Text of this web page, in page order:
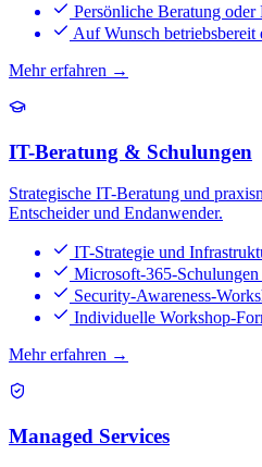
Persönliche Beratung
Auf Wunsch betriebsbereit
Mehr erfahren →
IT-Beratung & Schulungen
Strategische IT-Beratung und
Entscheider und Endanwender.
IT-Strategie und
Microsoft-365-
Security-Awareness-
Individuelle Workshop-
Mehr erfahren →
Managed Services